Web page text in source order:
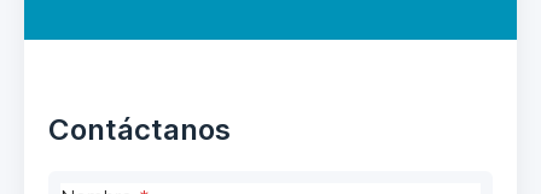
Contáctanos